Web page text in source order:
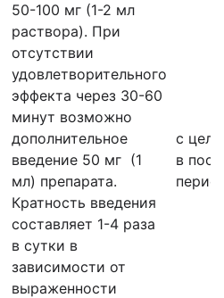
50-100 мг (1-2 мл
раствора). При
отсутствии
удовлетворительного
эффекта через 30-60
минут возможно
дополнительное
введение 50 мг (1
мл) препарата.
Кратность введения
составляет 1-4 раза
в сутки в
зависимости от
выраженности
с
в